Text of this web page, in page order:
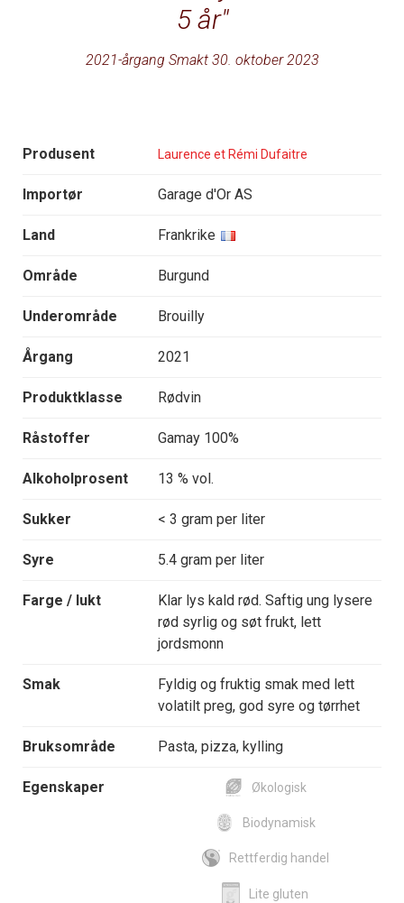
5 år
2021-årgang Smakt 30. oktober 2023
Produsent Laurence et Rémi Dufaitre
Importør Garage d'Or AS
Land Frankrike
Område Burgund
Underområde Brouilly
Årgang 2021
Produktklasse Rødvin
Råstoffer Gamay 100%
Alkoholprosent 13 % vol.
Sukker < 3 gram per liter
Syre 5.4 gram per liter
Farge / lukt
Klar lys kald rød. Saftig ung lysere
rød syrlig og søt frukt, lett
jordsmonn
Smak
Fyldig og fruktig smak med lett
volatilt preg, god syre og tørrhet
Bruksområde Pasta, pizza, kylling
Egenskaper Økologisk
Biodynamisk
Rettferdig handel
Lite gluten